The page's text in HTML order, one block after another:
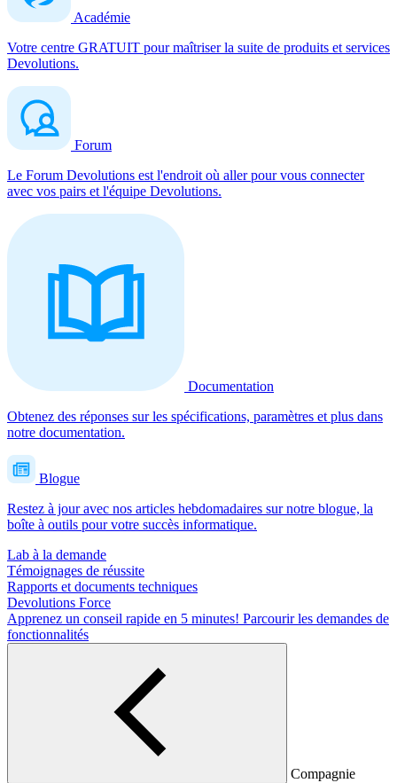
Académie
Votre centre GRATUIT pour maîtriser la suite de produits et services
Devolutions.
Forum
Le Forum Devolutions est l'endroit où aller pour vous connecter
avec vos pairs et l'équipe Devolutions.
Documentation
Obtenez des réponses sur les spécifications, paramètres et plus dans
notre documentation.
Blogue
Restez à jour avec nos articles hebdomadaires sur notre blogue, la
boîte à outils pour votre succès informatique.
Lab à la demande
Témoignages de réussite
Rapports et documents techniques
Devolutions Force
Apprenez un conseil rapide en 5 minutes! Parcourir les demandes de
fonctionnalités
Compagnie